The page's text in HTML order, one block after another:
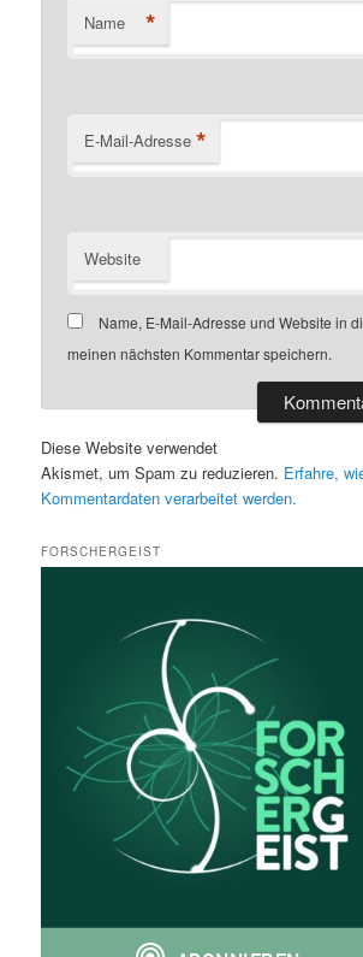
Name *
E-Mail-Adresse *
Website
Name, E-Mail-Adresse und Website in
meinen nächsten Kommentar speichern.
Diese Website verwendet
Akismet, um Spam zu reduzieren. Erfahre,
Kommentardaten verarbeitet werden.
FORSCHERGEIST